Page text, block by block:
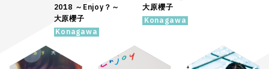
2018 ～Enjoy？～
大原櫻子
Konagawa
大原櫻子
Konagawa